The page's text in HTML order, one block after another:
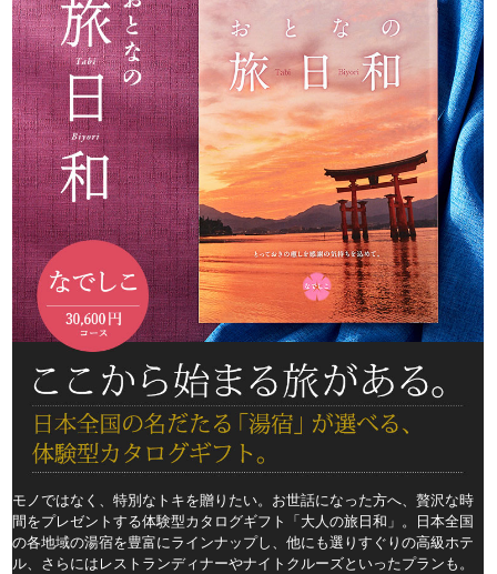
モノではなく、特別なトキを贈りたい。お世話になった方へ、贅沢な時
間をプレゼントする体験型カタログギフト「大人の旅日和」。日本全国
の各地域の湯宿を豊富にラインナップし、他にも選りすぐりの高級ホテ
ル、さらにはレストランディナーやナイトクルーズといったプランも。